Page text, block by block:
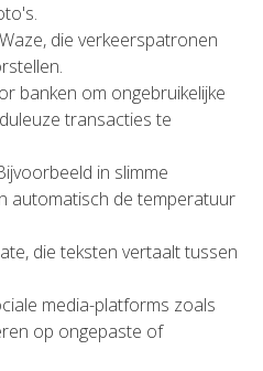
die verkeerspatronen
banken om ongebruikelijke
transacties te
in slimme
automatisch de temperatuur
die teksten vertaalt tussen
media-platforms zoals
op ongepaste of